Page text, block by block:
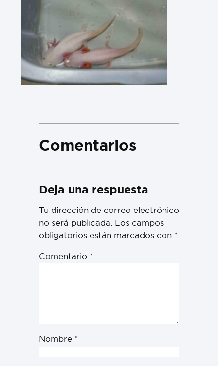
Comentarios
Deja una respuesta
Tu dirección de correo electrónico
no será publicada. Los campos
obligatorios están marcados con *
Comentario *
Nombre *